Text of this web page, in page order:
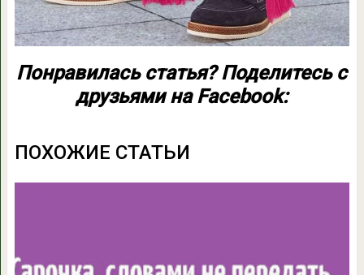
Понравилась статья? Поделитесь с
друзьями на Facebook:
ПОХОЖИЕ СТАТЬИ